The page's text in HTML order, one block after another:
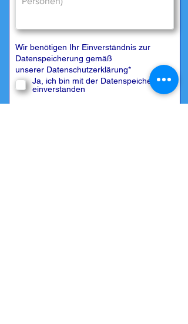
Wir benötigen Ihr Einverständnis zur
Datenspeicherung gemäß
unserer Datenschutzerklärung*
Ja, ich bin mit der Datenspeicherung
einverstanden